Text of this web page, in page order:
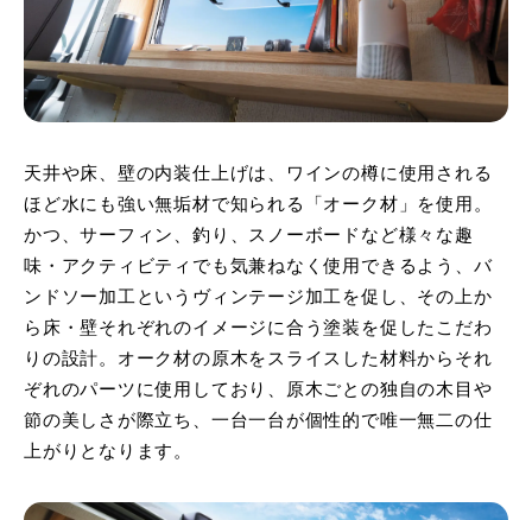
天井や床、壁の内装仕上げは、ワインの樽に使用される
ほど水にも強い無垢材で知られる「オーク材」を使用。
かつ、サーフィン、釣り、スノーボードなど様々な趣
味・アクティビティでも気兼ねなく使用できるよう、バ
ンドソー加工というヴィンテージ加工を促し、その上か
ら床・壁それぞれのイメージに合う塗装を促したこだわ
りの設計。オーク材の原木をスライスした材料からそれ
ぞれのパーツに使用しており、原木ごとの独自の木目や
節の美しさが際立ち、一台一台が個性的で唯一無二の仕
上がりとなります。